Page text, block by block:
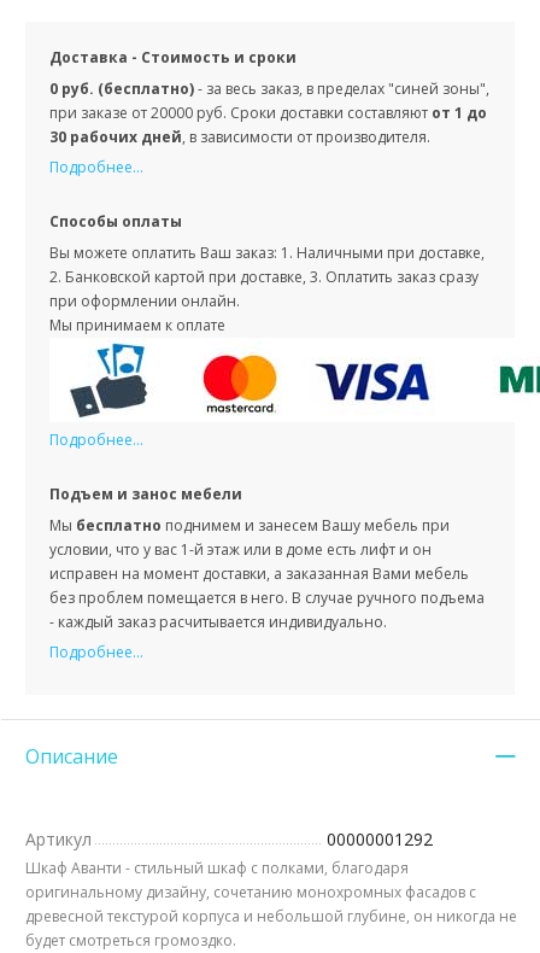
Доставка - Стоимость и сроки
0 руб. (бесплатно)- за весь заказ, в пределах "синей зоны",
при заказе от 20000 руб. Сроки доставки составляют от 1 до
30 рабочих дней, в зависимости от производителя.
Подробнее...
Способы оплаты
Вы можете оплатить Ваш заказ: 1. Наличными при доставке,
2. Банковской картой при доставке, 3. Оплатить заказ сразу
при оформлении онлайн.
Мы принимаем к оплате
Подробнее...
Подъем и занос мебели
Мы бесплатно поднимем и занесем Вашу мебель при
условии, что у вас 1-й этаж или в доме есть лифт и он
исправен на момент доставки, а заказанная Вами мебель
без проблем помещается в него. В случае ручного подъема
- каждый заказ расчитывается индивидуально.
Подробнее...
Описание
Артикул 00000001292
Шкаф Аванти - стильный шкаф с полками, благодаря
оригинальному дизайну, сочетанию монохромных фасадов с
древесной текстурой корпуса и небольшой глубине, он никогда не
будет смотреться громоздко.